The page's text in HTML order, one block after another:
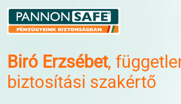
Biró Erzsébet,
biztosítási szakértő